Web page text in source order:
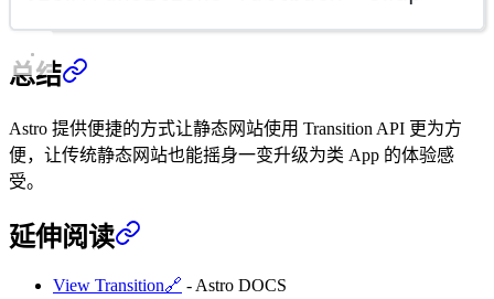
总结
Astro 提供便捷的方式让静态网站使用 Transition API 更为方
便，让传统静态网站也能摇身一变升级为类 App 的体验感
受。
延伸阅读
View Transition🔗 - Astro DOCS